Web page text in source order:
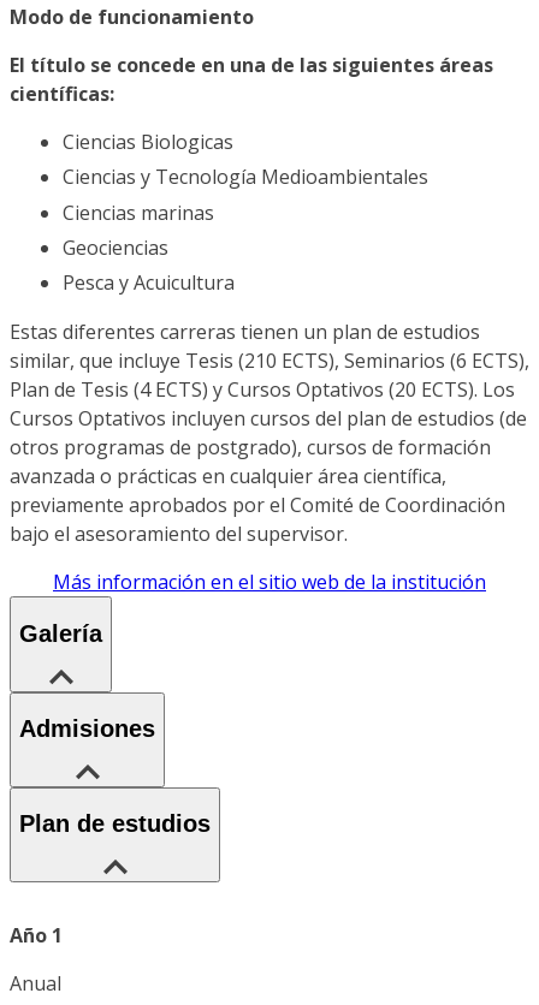
Modo de funcionamiento
El título se concede en una de las siguientes áreas
científicas:
Ciencias Biologicas
Ciencias y Tecnología Medioambientales
Ciencias marinas
Geociencias
Pesca y Acuicultura
Estas diferentes carreras tienen un plan de estudios
similar, que incluye Tesis (210 ECTS), Seminarios (6 ECTS),
Plan de Tesis (4 ECTS) y Cursos Optativos (20 ECTS). Los
Cursos Optativos incluyen cursos del plan de estudios (de
otros programas de postgrado), cursos de formación
avanzada o prácticas en cualquier área científica,
previamente aprobados por el Comité de Coordinación
bajo el asesoramiento del supervisor.
Más información en el sitio web de la institución
Galería
Admisiones
Plan de estudios
Año 1
Anual